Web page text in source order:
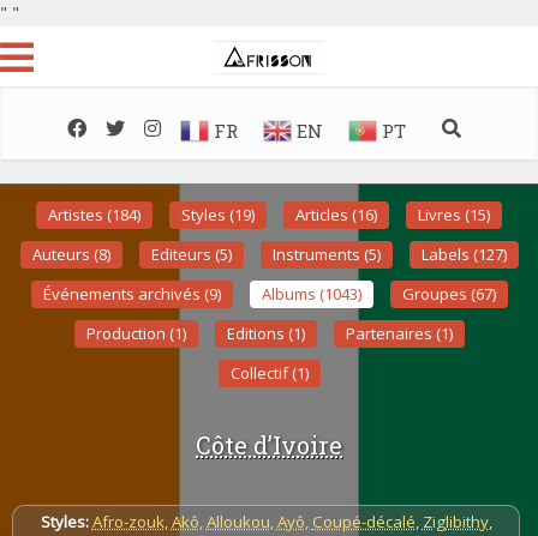
" "
FR EN PT
Artistes (184) Styles (19) Articles (16)
Livres (15)
Auteurs (8)
Editeurs (5) Instruments (5)
Labels (127)
Événements archivés (9)
Albums (1043)
Groupes (67)
Production (1)
Editions (1)
Partenaires (1)
Collectif (1)
Côte d’Ivoire
Styles:Afro-zouk,Akô,Alloukou,Ayô, Coupé-décalé, Ziglibithy,